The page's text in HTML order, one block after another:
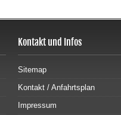
Kontakt und Infos
Sitemap
Kontakt / Anfahrtsplan
Impressum